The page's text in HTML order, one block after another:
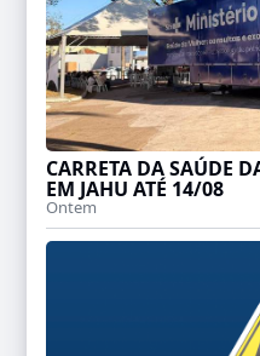
CARRETA DA SAÚDE
EM JAHU ATÉ 14/08
Ontem